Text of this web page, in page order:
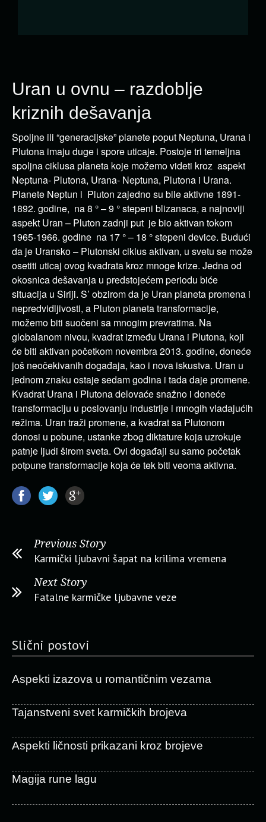
Uran u ovnu – razdoblje
kriznih dešavanja
Spoljne ili “generacijske” planete poput Neptuna, Urana i
Plutona imaju duge i spore uticaje. Postoje tri temeljna
spoljna ciklusa planeta koje možemo videti kroz aspekt
Neptuna- Plutona, Urana- Neptuna, Plutona i Urana.
Planete Neptun i Pluton zajedno su bile aktivne 1891-
1892. godine, na 8 ° – 9 ° stepeni blizanaca, a najnoviji
aspekt Uran – Pluton zadnji put je bio aktivan tokom
1965-1966. godine na 17 ° – 18 ° stepeni device. Budući
da je Uransko – Plutonski ciklus aktivan, u svetu se može
osetiti uticaj ovog kvadrata kroz mnoge krize. Jedna od
okosnica dešavanja u predstojećem periodu biće
situacija u Siriji. S’ obzirom da je Uran planeta promena i
nepredvidljivosti, a Pluton planeta transformacije,
možemo biti suočeni sa mnogim prevratima. Na
globalanom nivou, kvadrat između Urana i Plutona, koji
će biti aktivan početkom novembra 2013. godine, doneće
još neočekivanih događaja, kao i nova iskustva. Uran u
jednom znaku ostaje sedam godina i tada daje promene.
Kvadrat Urana i Plutona delovaće snažno i doneće
transformaciju u poslovanju industrije i mnogih vladajućih
režima. Uran traži promene, a kvadrat sa Plutonom
donosi u pobune, ustanke zbog diktature koja uzrokuje
patnje ljudi širom sveta. Ovi događaji su samo početak
potpune transformacije koja će tek biti veoma aktivna.
Previous Story
Karmički ljubavni šapat na krilima vremena
Next Story
Fatalne karmičke ljubavne veze
Slični postovi
Aspekti izazova u romantičnim vezama
Tajanstveni svet karmičkih brojeva
Aspekti ličnosti prikazani kroz brojeve
Magija rune lagu